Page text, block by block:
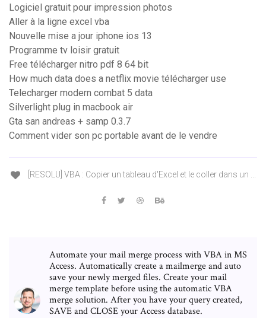
Logiciel gratuit pour impression photos
Aller à la ligne excel vba
Nouvelle mise a jour iphone ios 13
Programme tv loisir gratuit
Free télécharger nitro pdf 8 64 bit
How much data does a netflix movie télécharger use
Telecharger modern combat 5 data
Silverlight plug in macbook air
Gta san andreas + samp 0.3.7
Comment vider son pc portable avant de le vendre
[RESOLU] VBA : Copier un tableau d'Excel et le coller dans un ...
Automate your mail merge process with VBA in MS
Access. Automatically create a mailmerge and auto
save your newly merged files. Create your mail
merge template before using the automatic VBA
merge solution. After you have your query created,
SAVE and CLOSE your Access database.